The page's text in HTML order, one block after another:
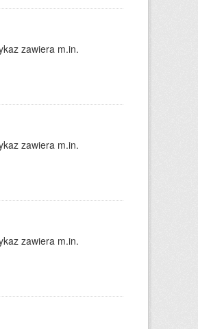
zawiera m.in.
zawiera m.in.
zawiera m.in.